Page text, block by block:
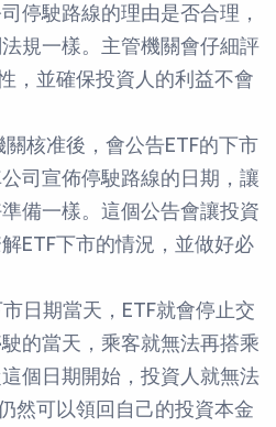
停駛路線的理由是否合理，
規一樣。主管機關會仔細評
，並確保投資人的利益不會
關核准後，會公告ETF的下市
司宣佈停駛路線的日期，讓
備一樣。這個公告會讓投資
ETF下市的情況，並做好必
日期當天，ETF就會停止交
的當天，乘客就無法再搭乘
個日期開始，投資人就無法
然可以領回自己的投資本金